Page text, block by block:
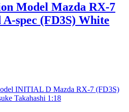
Model Mazda RX-7
A-spec (FD3S) White